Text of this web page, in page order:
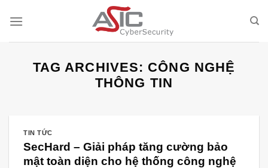
TAG ARCHIVES: CÔNG NGHỆ
THÔNG TIN
TIN TỨC
SecHard – Giải pháp tăng cường bảo
mật toàn diện cho hệ thống công nghệ